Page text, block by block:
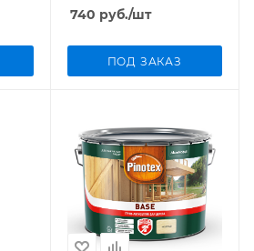
740 руб./шт
ПОД ЗАКАЗ